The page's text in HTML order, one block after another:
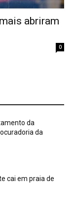
abriram
0
da
da
cai em praia de